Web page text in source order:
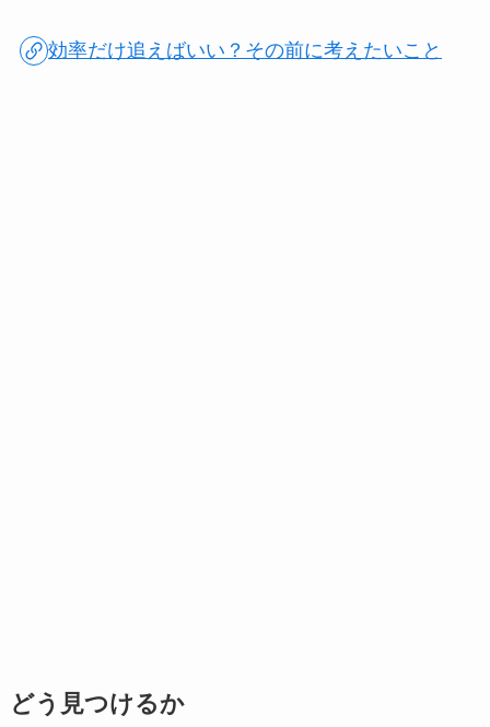
効率だけ追えばいい？その前に考えたいこと
どう見つけるか